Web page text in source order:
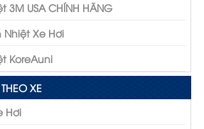
3M USA CHÍNH HÃNG
Xe Hơi
KoreAuni
XE
Hơi